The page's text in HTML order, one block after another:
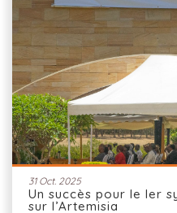
31 Oct. 2025
Un succès pour le Ier
sur l’Artemisia